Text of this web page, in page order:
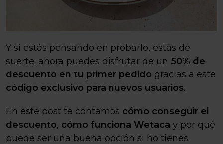
Y si estás pensando en probarlo, estás de
suerte: ahora puedes disfrutar de un 50% de
descuento en tu primer pedido gracias a este
código exclusivo para nuevos usuarios.
En este post te contamos cómo conseguir el
descuento, cómo funciona Wetaca y por qué
puede ser una buena opción si no tienes